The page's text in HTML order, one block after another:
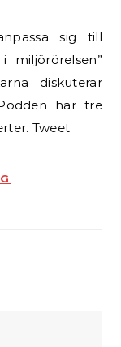
miljörörelsen”
diskuterar
har tre
Tweet